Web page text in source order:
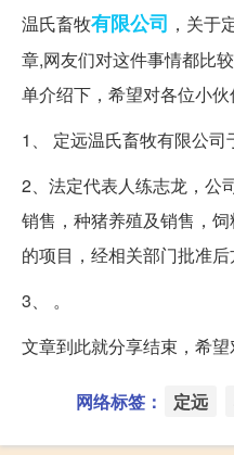
温氏畜牧有限公司 ，关于
章,网友们对这件事情都比
单介绍下，希望对各位小伙
1、 定远温氏畜牧有限公司
2、法定代表人练志龙，公
销售，种猪养殖及销售，
的项目，经相关部门批准后
3、 。
文章到此就分享结束，希望
网络标签： 定远